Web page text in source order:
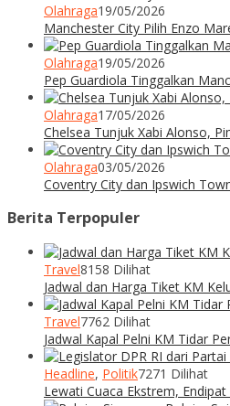
Olahraga19/05/2026
Manchester City Pilih Enzo
Olahraga19/05/2026
Pep Guardiola Tinggalkan
Olahraga17/05/2026
Chelsea Tunjuk Xabi Alonso,
Olahraga03/05/2026
Coventry City dan Ipswich
Berita Terpopuler
Travel8158 Dilihat
Jadwal dan Harga Tiket KM
Travel7762 Dilihat
Jadwal Kapal Pelni KM Tidar
Headline, Politik7271 Dilihat
Lewati Cuaca Ekstrem,